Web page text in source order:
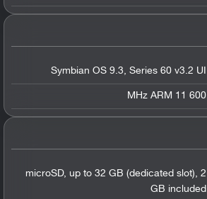
Symbian OS 9.3, Series 60 v3.2 UI
600 MHz ARM 11
microSD, up to 32 GB (dedicated slot), 2
GB included